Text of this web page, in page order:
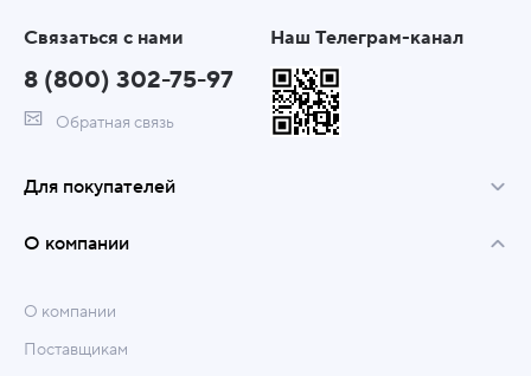
Связаться с нами
8 (800) 302-75-97
Обратная связь
Наш Телеграм-канал
Для покупателей
О компании
О компании
Поставщикам